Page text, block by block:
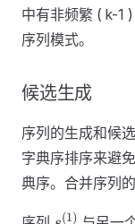
中有非频繁 ( k-1
序列模式。
候选生成
序列的生成和候
字典序排序来避
典序。合并序列
s^{(
(1)